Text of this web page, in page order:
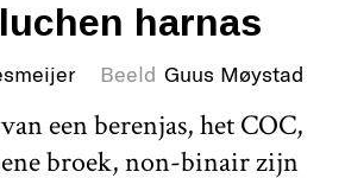
harnas
Beeld Guus Møystad
een berenjas, het COC,
broek, non-binair zijn